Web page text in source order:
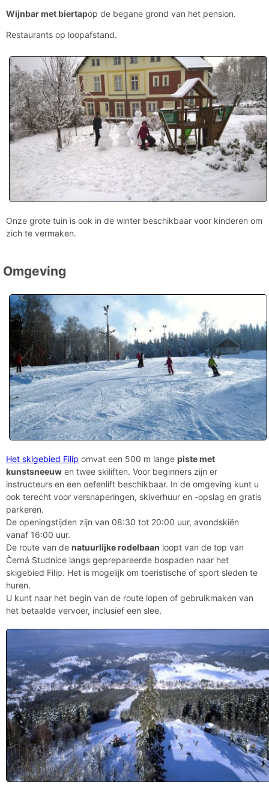
Wijnbar met biertapop de begane grond van het pension.
Restaurants op loopafstand.
Onze grote tuin is ook in de winter beschikbaar voor kinderen om
zich te vermaken.
Omgeving
Het skigebied Filip omvat een 500 m lange piste met
kunstsneeuw en twee skiliften. Voor beginners zijn er
instructeurs en een oefenlift beschikbaar. In de omgeving kunt u
ook terecht voor versnaperingen, skiverhuur en -opslag en gratis
parkeren.
De openingstijden zijn van 08:30 tot 20:00 uur, avondskiën
vanaf 16:00 uur.
De route van de natuurlijke rodelbaan loopt van de top van
Černá Studnice langs geprepareerde bospaden naar het
skigebied Filip. Het is mogelijk om toeristische of sport sleden te
huren.
U kunt naar het begin van de route lopen of gebruikmaken van
het betaalde vervoer, inclusief een slee.